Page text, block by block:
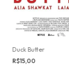
Duck Butter
R$15,00